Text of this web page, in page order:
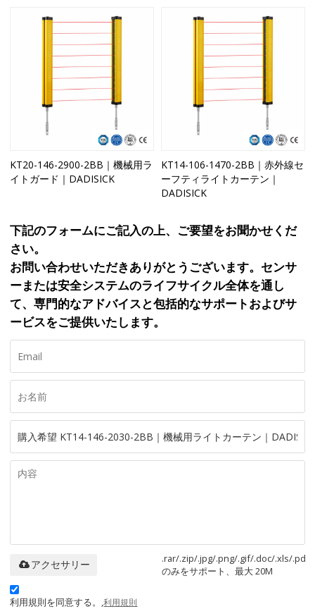
KT20-146-2900-2BB｜機械用ラ
イトガード｜DADISICK
KT14-106-1470-2BB｜赤外線セ
ーフティライトカーテン｜
DADISICK
下記のフォームにご記入の上、ご要望をお聞かせくだ
さい。
お問い合わせいただきありがとうございます。センサ
ーまたは安全システムのライフサイクル全体を通し
て、専門的なアドバイスと包括的なサポートおよびサ
ービスをご提供いたします。
.rar/.zip/.jpg/.png/.gif/.doc/.xls/.pdf
のみをサポート、最大 20M
アクセサリー
利用規則を同意する。,利用規則